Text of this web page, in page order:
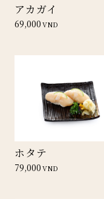
アカガイ
69,000VND
ホタテ
79,000VND